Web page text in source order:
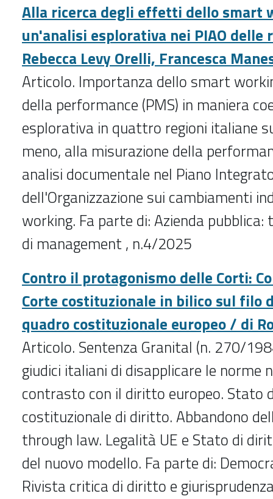
Alla ricerca degli effetti dello smart
un'analisi esplorativa nei PIAO
Rebecca Levy Orelli, Francesca
Articolo. Importanza dello smart
della performance (PMS) in maniera
esplorativa in quattro regioni italiane
meno, alla misurazione della
analisi documentale nel Piano
dell'Organizzazione sui cambiamenti
working. Fa parte di: Azienda
di management, n.4/2025
Contro il protagonismo delle Corti:
Corte costituzionale in bilico sul filo
quadro costituzionale europeo / di
Articolo. Sentenza Granital (n. 270/
giudici italiani di disapplicare le norme
contrasto con il diritto europeo. Stato
costituzionale di diritto. Abbandono
through law. Legalità UE e Stato di
del nuovo modello. Fa parte di:
Rivista critica di diritto e